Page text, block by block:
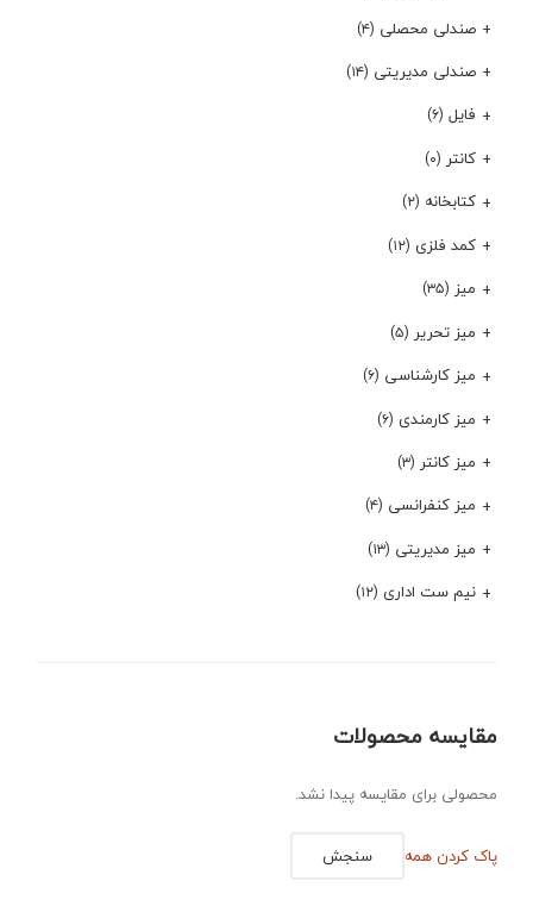
صندلی محصلی (۴)
صندلی مدیریتی (۱۴)
فایل (۶)
کانتر (۰)
کتابخانه (۲)
کمد فلزی (۱۲)
میز (۳۵)
میز تحریر (۵)
میز کارشناسی (۶)
میز کارمندی (۶)
میز کانتر (۳)
میز کنفرانسی (۴)
میز مدیریتی (۱۳)
نیم ست اداری (۱۲)
مقایسه محصولات
محصولی برای مقایسه پیدا نشد.
پاک کردن همه سنجش